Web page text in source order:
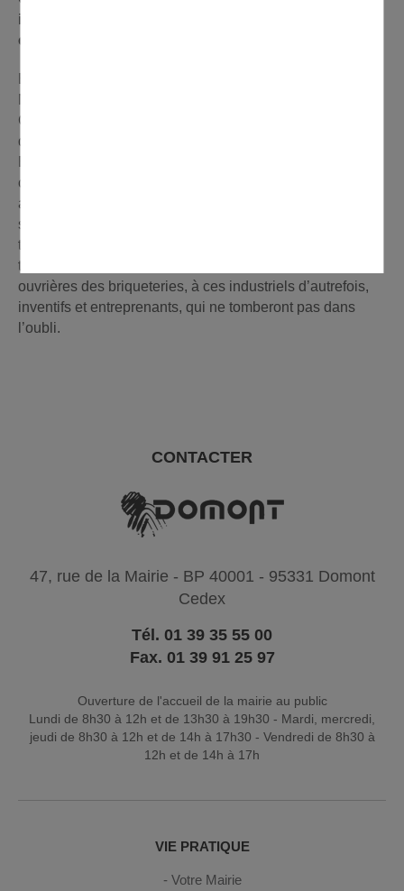
inspire l’initiative de la Ville de Domont qui prend
corps aujourd’hui ?
Censier. Le lieu idéal pour ce musée qui protégera
définitivement cette belle maison, témoin du passé.
conservés, les documents, les photos, les courriers, n’ont
aucune réelle valeur. Leur seule valeur, c’est d’être un
support de la mémoire, dans un musée, seul moyen de
transmettre cette histoire aux générations futures. Mon
travail est un hommage à ces courageux ouvriers et
ouvrières des briqueteries, à ces industriels d’autrefois,
inventifs et entreprenants, qui ne tomberont pas dans
l’oubli.
CONTACTER
47, rue de la Mairie - BP 40001 - 95331 Domont
Cedex
Tél. 01 39 35 55 00
Fax. 01 39 91 25 97
Ouverture de l'accueil de la mairie au public
Lundi de 8h30 à 12h et de 13h30 à 19h30 - Mardi, mercredi,
jeudi de 8h30 à 12h et de 14h à 17h30 - Vendredi de 8h30 à
12h et de 14h à 17h
VIE PRATIQUE
Votre Mairie